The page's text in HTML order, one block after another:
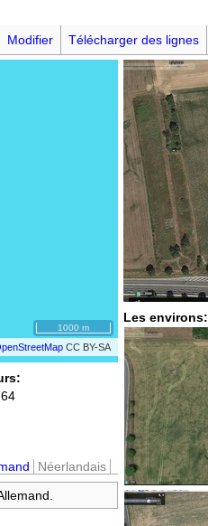
Modifier Télécharger des lignes
CC BY-SA
1000 m
Les environs:
Néerlandais